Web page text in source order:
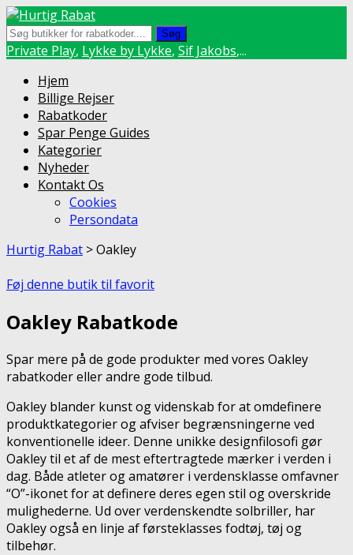
Søg
Private Play, Lykke by Lykke, Sif Jakobs,...
Skip
content
Hjem
Billige Rejser
Rabatkoder
Spar Penge Guides
Kategorier
Nyheder
Kontakt Os
Cookies
Persondata
Hurtig Rabat >Oakley
Føj denne butik til favorit
Oakley Rabatkode
Spar mere på de gode produkter med vores Oakley
rabatkoder eller andre gode tilbud.
Oakley blander kunst og videnskab for at omdefinere
produktkategorier og afviser begrænsningerne ved
konventionelle ideer. Denne unikke designfilosofi gør
Oakley til et af de mest eftertragtede mærker i verden i
dag. Både atleter og amatører i verdensklasse omfavner
“O”-ikonet for at definere deres egen stil og overskride
mulighederne. Ud over verdenskendte solbriller, har
Oakley også en linje af førsteklasses fodtøj, tøj og
tilbehør.